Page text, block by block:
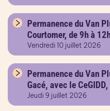
Permanence du Van
Courtomer, de 9h à
Vendredi 10 juillet 2026
Permanence du Van
Gacé, avec le
Jeudi 9 juillet 2026